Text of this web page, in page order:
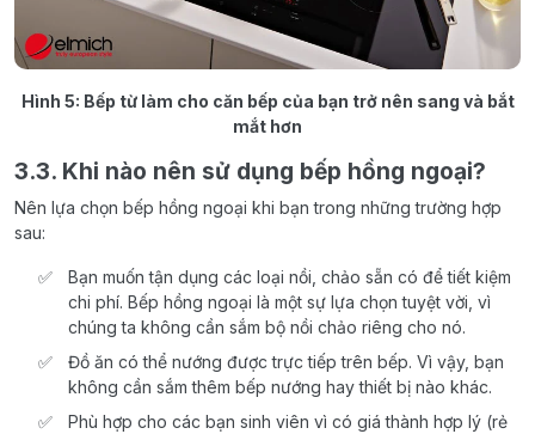
Hình 5: Bếp từ làm cho căn bếp của bạn trở nên sang và bắt
mắt hơn
3.3. Khi nào nên sử dụng bếp hồng ngoại?
Nên lựa chọn bếp hồng ngoại khi bạn trong những trường hợp
sau:
Bạn muốn tận dụng các loại nồi, chảo sẵn có để tiết kiệm
chi phí. Bếp hồng ngoại là một sự lựa chọn tuyệt vời, vì
chúng ta không cần sắm bộ nồi chảo riêng cho nó.
Đồ ăn có thể nướng được trực tiếp trên bếp. Vì vậy, bạn
không cần sắm thêm bếp nướng hay thiết bị nào khác.
Phù hợp cho các bạn sinh viên vì có giá thành hợp lý (rẻ